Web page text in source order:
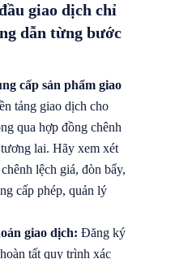
giao dịch chỉ
dẫn từng bước
cấp sản phẩm giao
tảng giao dịch cho
qua hợp đồng chênh
lai. Hãy xem xét
lệch giá, đòn bẩy,
cấp phép, quản lý
giao dịch: Đăng ký
tất quy trình xác